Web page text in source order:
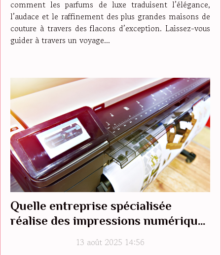
comment les parfums de luxe traduisent l’élégance,
l’audace et le raffinement des plus grandes maisons de
couture à travers des flacons d’exception. Laissez-vous
guider à travers un voyage...
Quelle entreprise spécialisée
réalise des impressions numériques
grand format de qualité en Sarthe ?
13 août 2025 14:56